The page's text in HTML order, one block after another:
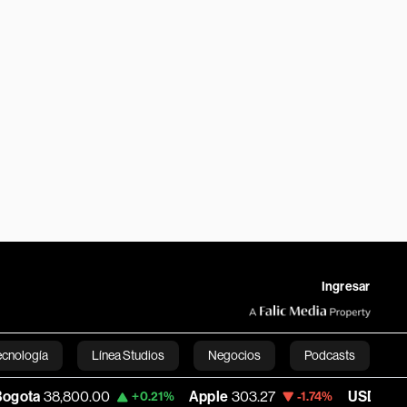
Ingresar
Línea Studios Negocios Podcasts
English
+0.21% Apple 303.27 -1.74% USD COP 3,232.96